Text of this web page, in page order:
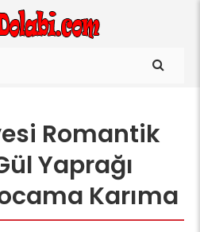
Romantik
Yaprağı
Karıma